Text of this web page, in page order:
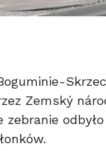
Zemský